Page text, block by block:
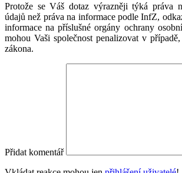
Protože se Váš dotaz výrazněji týká práva
údajů než práva na informace podle InfZ,
informace na příslušné orgány ochrany
mohou Vaši společnost penalizovat v
zákona.
Přidat komentář